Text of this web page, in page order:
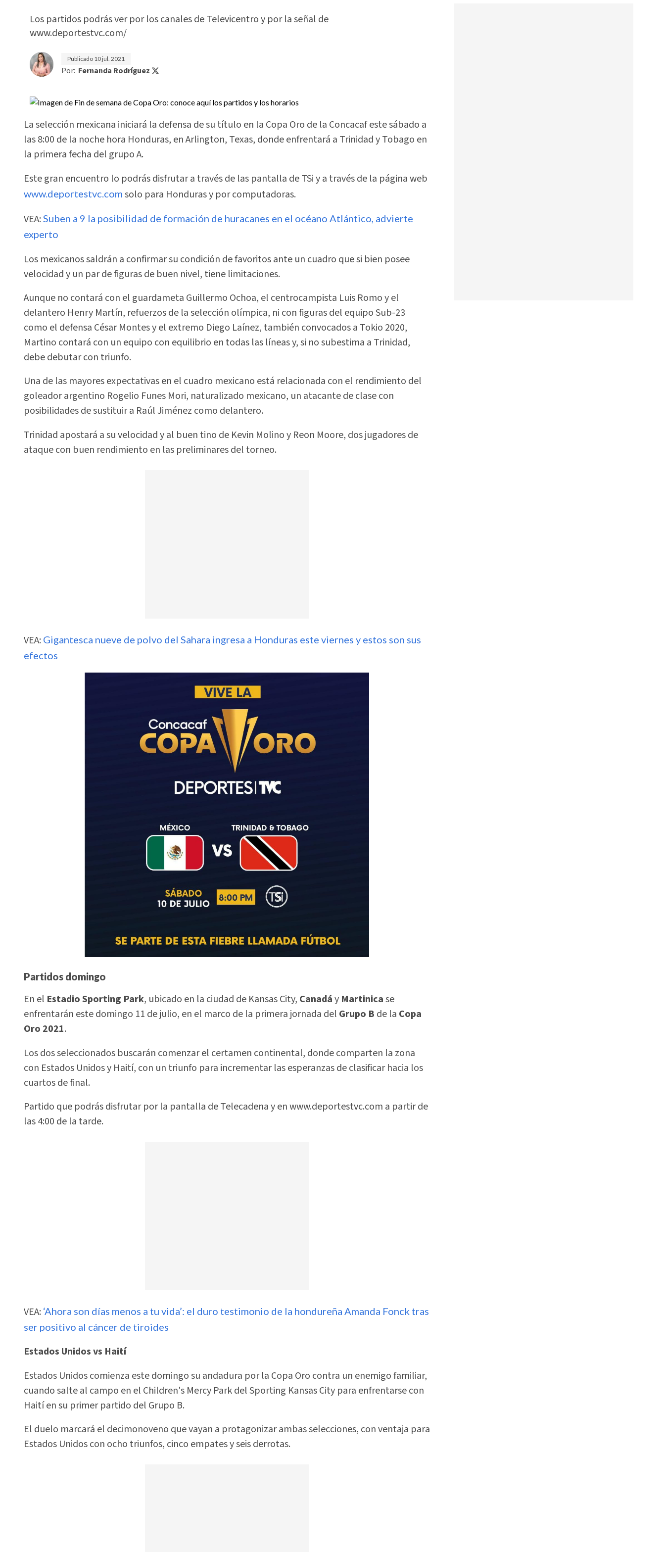
Los partidos podrás ver por los canales de Televicentro y por la señal de
www.deportestvc.com/
Publicado 10 jul. 2021
Por: Fernanda Rodríguez
La selección mexicana iniciará la defensa de su título en la Copa Oro de la Concacaf este sábado a
las 8:00 de la noche hora Honduras, en Arlington, Texas, donde enfrentará a Trinidad y Tobago en
la primera fecha del grupo A.
Este gran encuentro lo podrás disfrutar a través de las pantalla de TSi y a través de la página web
www.deportestvc.com solo para Honduras y por computadoras.
VEA: Suben a 9 la posibilidad de formación de huracanes en el océano Atlántico, advierte
experto
Los mexicanos saldrán a confirmar su condición de favoritos ante un cuadro que si bien posee
velocidad y un par de figuras de buen nivel, tiene limitaciones.
Aunque no contará con el guardameta Guillermo Ochoa, el centrocampista Luis Romo y el
delantero Henry Martín, refuerzos de la selección olímpica, ni con figuras del equipo Sub-23
como el defensa César Montes y el extremo Diego Laínez, también convocados a Tokio 2020,
Martino contará con un equipo con equilibrio en todas las líneas y, si no subestima a Trinidad,
debe debutar con triunfo.
Una de las mayores expectativas en el cuadro mexicano está relacionada con el rendimiento del
goleador argentino Rogelio Funes Mori, naturalizado mexicano, un atacante de clase con
posibilidades de sustituir a Raúl Jiménez como delantero.
Trinidad apostará a su velocidad y al buen tino de Kevin Molino y Reon Moore, dos jugadores de
ataque con buen rendimiento en las preliminares del torneo.
VEA: Gigantesca nueve de polvo del Sahara ingresa a Honduras este viernes y estos son sus
efectos
Partidos domingo
En el Estadio Sporting Park, ubicado en la ciudad de Kansas City, Canadáy Martinicase
enfrentarán este domingo 11 de julio, en el marco de la primera jornada del Grupo B de la Copa
Oro 2021.
Los dos seleccionados buscarán comenzar el certamen continental, donde comparten la zona
con Estados Unidos y Haití, con un triunfo para incrementar las esperanzas de clasificar hacia los
cuartos de final.
Partido que podrás disfrutar por la pantalla de Telecadena y en www.deportestvc.com a partir de
las 4:00 de la tarde.
VEA: ‘Ahora son días menos a tu vida’: el duro testimonio de la hondureña Amanda Fonck tras
ser positivo al cáncer de tiroides
Estados Unidos vs Haití
Estados Unidos comienza este domingo su andadura por la Copa Oro contra un enemigo familiar,
cuando salte al campo en el Children's Mercy Park del Sporting Kansas City para enfrentarse con
Haití en su primer partido del Grupo B.
El duelo marcará el decimonoveno que vayan a protagonizar ambas selecciones, con ventaja para
Estados Unidos con ocho triunfos, cinco empates y seis derrotas.